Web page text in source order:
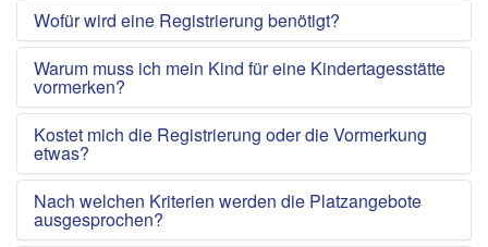
Wofür wird eine Registrierung benötigt?
Warum muss ich mein Kind für eine Kindertagesstätte
vormerken?
Kostet mich die Registrierung oder die Vormerkung
etwas?
Nach welchen Kriterien werden die Platzangebote
ausgesprochen?